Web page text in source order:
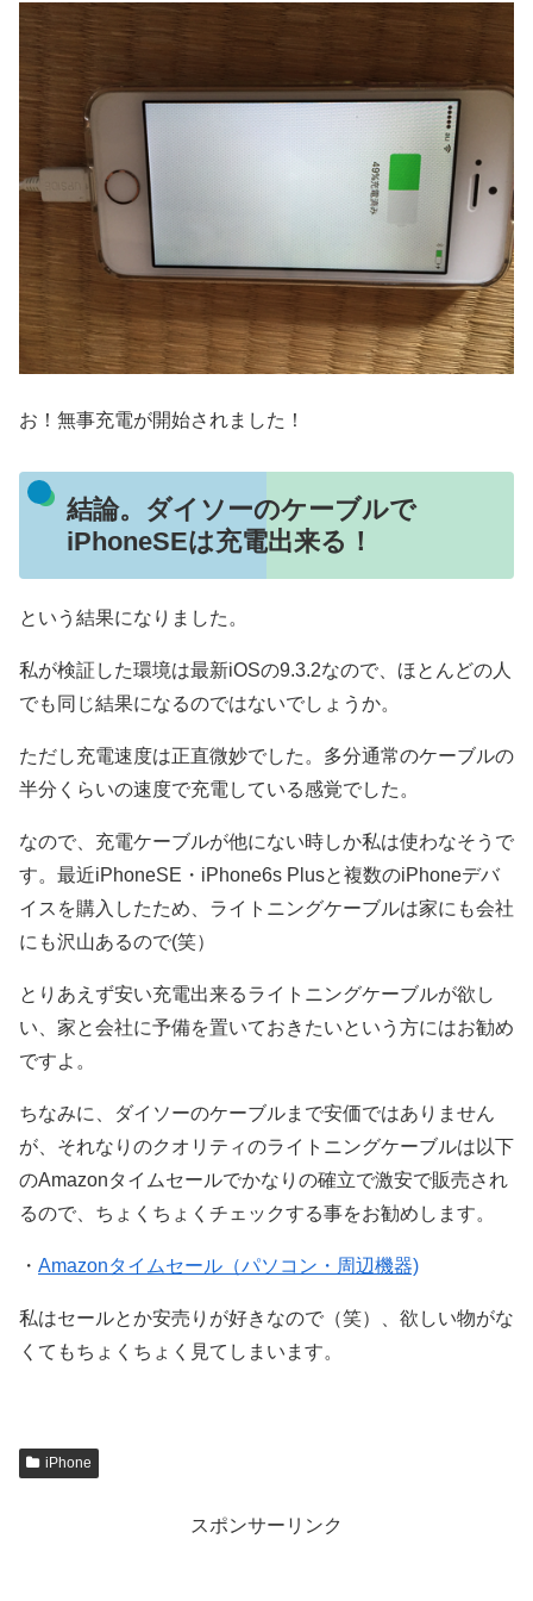
お！無事充電が開始されました！
結論。ダイソーのケーブルで
iPhoneSEは充電出来る！
という結果になりました。
私が検証した環境は最新iOSの9.3.2なので、ほとんどの人
でも同じ結果になるのではないでしょうか。
ただし充電速度は正直微妙でした。多分通常のケーブルの
半分くらいの速度で充電している感覚でした。
なので、充電ケーブルが他にない時しか私は使わなそうで
す。最近iPhoneSE・iPhone6s Plusと複数のiPhoneデバ
イスを購入したため、ライトニングケーブルは家にも会社
にも沢山あるので(笑）
とりあえず安い充電出来るライトニングケーブルが欲し
い、家と会社に予備を置いておきたいという方にはお勧め
ですよ。
ちなみに、ダイソーのケーブルまで安価ではありません
が、それなりのクオリティのライトニングケーブルは以下
のAmazonタイムセールでかなりの確立で激安で販売され
るので、ちょくちょくチェックする事をお勧めします。
・ Amazonタイムセール（パソコン・周辺機器)
私はセールとか安売りが好きなので（笑）、欲しい物がな
くてもちょくちょく見てしまいます。
iPhone
スポンサーリンク